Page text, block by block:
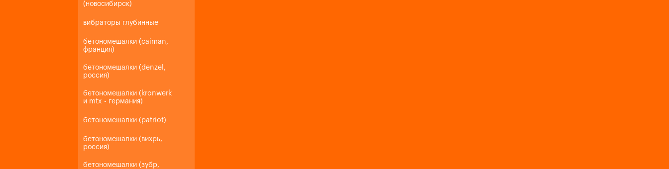
(новосибирск)
вибраторы глубинные
бетономешалки (caiman,
франция)
бетономешалки (denzel,
россия)
бетономешалки (kronwerk
и mtx - германия)
бетономешалки (patriot)
бетономешалки (вихрь,
россия)
бетономешалки (зубр,